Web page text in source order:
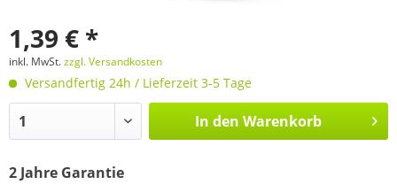
1,39 € *
inkl. MwSt.zzgl. Versandkosten
Versandfertig 24h / Lieferzeit 3-5 Tage
In den Warenkorb
2 Jahre Garantie